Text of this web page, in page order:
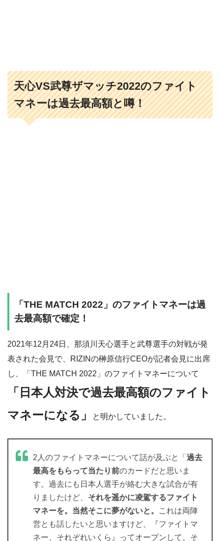
天心VS武尊ザマッチ2022のファイト
マネーは過去最高額と噂！
「THE MATCH 2022」のファイトマネーは過
去最高額で確定！
2021年12月24日、那須川天心選手と武尊選手の対戦が発
表された会見で、RIZINの榊原信行CEOが記者会見に出席
し、「THE MATCH 2022」のファイトマネーについて
「日本人対決で過去最高額のファイト
マネーになる」
と明かしていました。
2人のファイトマネーについて話が及ぶと「 過去
最高をもらって当たり前のカードだと思いま
す。過去にも日本人選手が絡む大きな試合が有
りましたけど、 それを遥かに凌駕するファイト
マネーを。当然そこに夢がないと。
これは両陣
営とも話したいと思いますけど、『ファイトマ
ネー、それぞれいくら』ってオープンして。そ